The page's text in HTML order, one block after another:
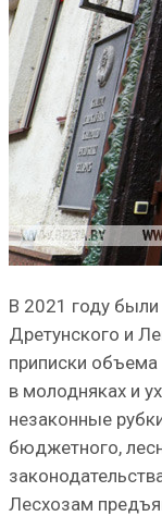
В 2021 году
Дретунского и
приписки
в молодняках и
незаконные
бюджетного,
Лесхозам